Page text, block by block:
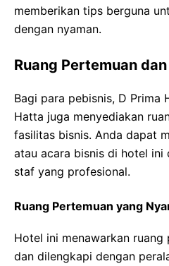
memberikan tips berguna
dengan nyaman.
Ruang Pertemuan
Bagi para pebisnis, D Prima
Hatta juga menyediakan
fasilitas bisnis. Anda dapat
atau acara bisnis di hotel ini
staf yang profesional.
Ruang Pertemuan yang
Hotel ini menawarkan
dan dilengkapi dengan